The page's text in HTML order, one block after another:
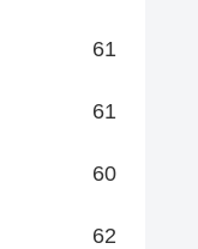
61
61
60
62